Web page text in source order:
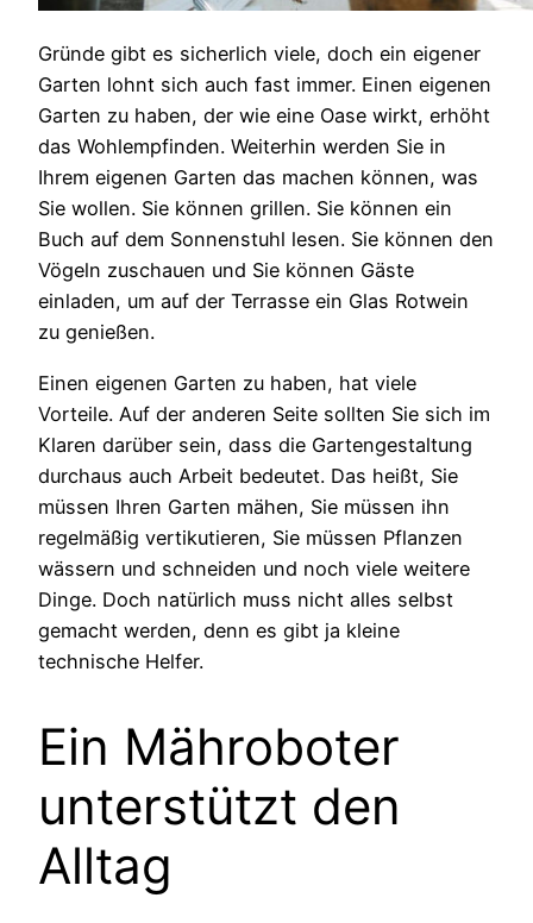
Gründe gibt es sicherlich viele, doch ein eigener
Garten lohnt sich auch fast immer. Einen eigenen
Garten zu haben, der wie eine Oase wirkt, erhöht
das Wohlempfinden. Weiterhin werden Sie in
Ihrem eigenen Garten das machen können, was
Sie wollen. Sie können grillen. Sie können ein
Buch auf dem Sonnenstuhl lesen. Sie können den
Vögeln zuschauen und Sie können Gäste
einladen, um auf der Terrasse ein Glas Rotwein
zu genießen.
Einen eigenen Garten zu haben, hat viele
Vorteile. Auf der anderen Seite sollten Sie sich im
Klaren darüber sein, dass die Gartengestaltung
durchaus auch Arbeit bedeutet. Das heißt, Sie
müssen Ihren Garten mähen, Sie müssen ihn
regelmäßig vertikutieren, Sie müssen Pflanzen
wässern und schneiden und noch viele weitere
Dinge. Doch natürlich muss nicht alles selbst
gemacht werden, denn es gibt ja kleine
technische Helfer.
Ein Mähroboter
unterstützt den
Alltag